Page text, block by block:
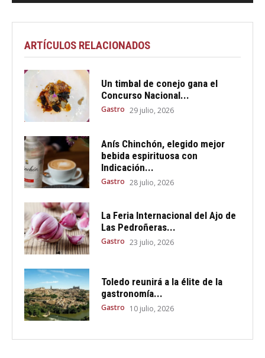
ARTÍCULOS RELACIONADOS
Un timbal de conejo gana el
Concurso Nacional...
Gastro 29 julio, 2026
Anís Chinchón, elegido mejor
bebida espirituosa con
Indicación...
Gastro 28 julio, 2026
La Feria Internacional del Ajo de
Las Pedroñeras...
Gastro 23 julio, 2026
Toledo reunirá a la élite de la
gastronomía...
Gastro 10 julio, 2026